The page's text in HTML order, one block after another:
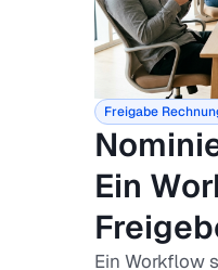
Freigabe
Ein
Ein Workflow